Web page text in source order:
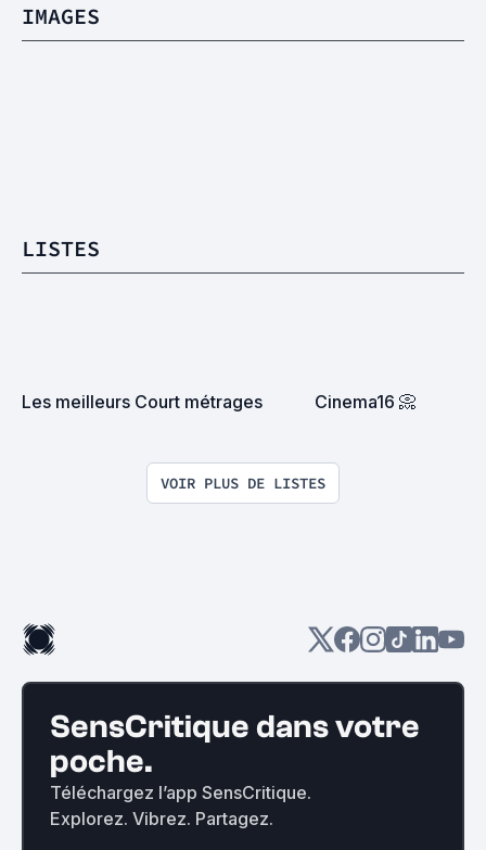
IMAGES
LISTES
Les meilleurs Court métrages Cinema16 📀
VOIR PLUS DE LISTES
SensCritique dans votre
poche.
Téléchargez l’app SensCritique.
Explorez. Vibrez. Partagez.